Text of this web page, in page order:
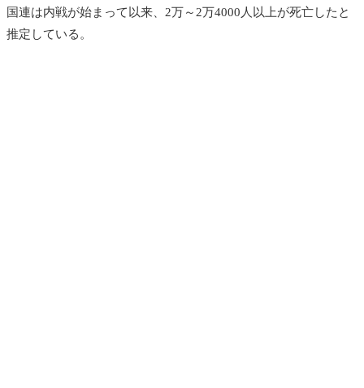
国連は内戦が始まって以来、2万～ 2万4000人以上が死亡したと
推定している。